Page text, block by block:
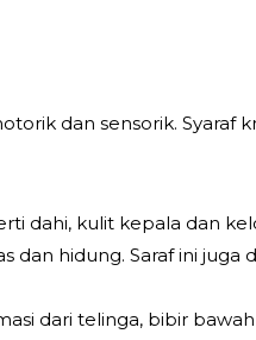
dan sensorik. Syaraf
dahi, kulit kepala dan
dan hidung. Saraf ini juga
dari telinga, bibir